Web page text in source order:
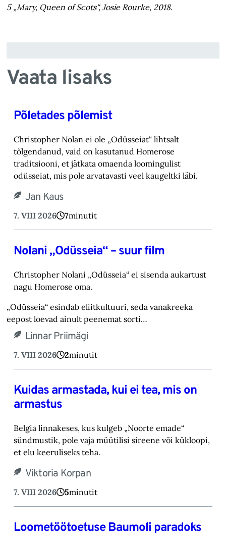
5 „Mary, Queen of Scots“, Josie Rourke, 2018.
Vaata lisaks
Põletades põlemist
Christopher Nolan ei ole „Odüsseiat“ lihtsalt
tõlgendanud, vaid on kasutanud Homerose
tra‎ditsiooni, et jätkata omaenda loomingulist
odüsseiat, mis pole arvatavasti veel kaugeltki läbi.‎
Jan Kaus
7. VIII 2026 7minutit
Nolani „Odüsseia“ – suur film
Christopher Nolani „Odüsseia“ ei sisenda aukartust
nagu Homerose oma.‎
„Odüsseia“ esindab eliitkultuuri, seda vanakreeka
eepost loevad ainult peenemat sorti…
Linnar Priimägi
7. VIII 2026 2minutit
Kuidas armastada, kui ei tea, mis on
armastus
Belgia linnakeses, kus kulgeb „Noorte emade“
sündmustik, pole vaja müütilisi sireene või kük‎loopi,
et elu keeruliseks teha. ‎
Viktoria Korpan
7. VIII 2026 5minutit
Loometöötoetuse Baumoli paradoks